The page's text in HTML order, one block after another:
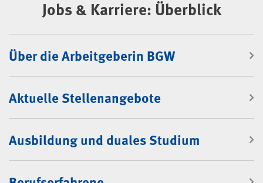
Jobs & Karriere: Überblick
Über die Arbeitgeberin BGW
Aktuelle Stellenangebote
Ausbildung und duales Studium